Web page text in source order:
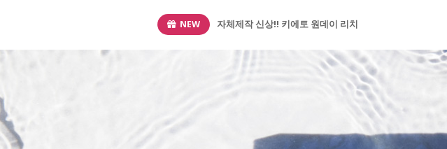
NEW 자체제작 신상!! 키에토 원데이 리치